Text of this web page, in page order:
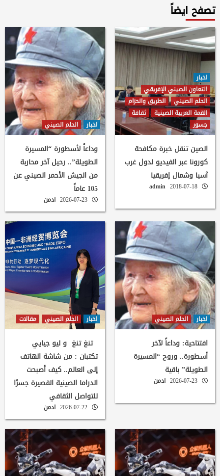
تصفح ايضاً
اخبار
التعاون الصيني الإفريقي
الحلم الصيني
الطريق والحزام
القمة العربية الصينية
ثقافة
جسور
الصين تنقل خبرة مكافحة
كورونا عبر الفيديو لدول غرب
آسيا وشمال إفريقيا
admin
اخبار الحلم الصيني
وداعاً لأسطورة “المسيرة
الطويلة”.. رحيل آخر محاربة
من الجيش الأحمر الصيني عن
105 عاماً
ادمن
اخبار الحلم الصيني
افتتاحية: وداعاً لآخر
أسطورة.. وروح “المسيرة
الطويلة” باقية
ادمن
اخبار الحلم الصيني مقالات
تنغ تنغ و ليو جيايي
تكتبان : من شاشة الهاتف
إلى العالم.. كيف أصبحت
الدراما الصينية القصيرة جسرًا
للتواصل الثقافي
ادمن